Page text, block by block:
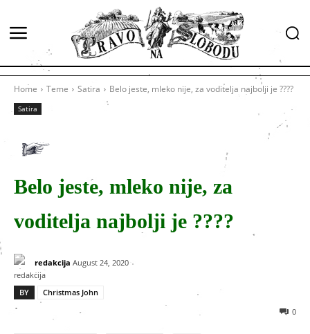
Home Teme Satira Belo jeste, mleko nije, za voditelja najbolji je ????
Satira
Belo jeste, mleko nije, za
voditelja najbolji je ????
redakcija August 24, 2020
BY
Christmas John
0